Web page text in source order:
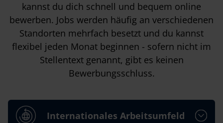
kannst du dich schnell und bequem online
bewerben. Jobs werden häufig an verschiedenen
Standorten mehrfach besetzt und du kannst
flexibel jeden Monat beginnen - sofern nicht im
Stellentext genannt, gibt es keinen
Bewerbungsschluss.
Internationales Arbeitsumfeld